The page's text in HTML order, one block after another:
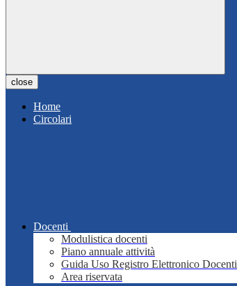
close
Home
Circolari
Docenti
Modulistica docenti
Piano annuale attività
Guida Uso Registro Elettronico Docenti
Area riservata